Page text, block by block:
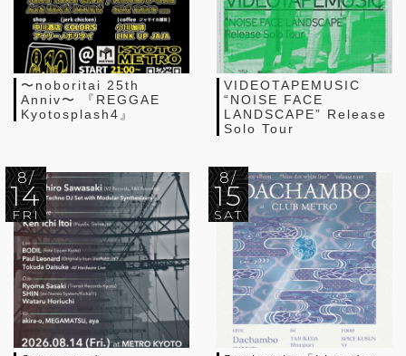
〜noboritai 25th
Anniv〜 『REGGAE
Kyotosplash4』
VIDEOTAPEMUSIC
“NOISE FACE
LANDSCAPE” Release
Solo Tour
8/
14
FRI
8/
15
SAT